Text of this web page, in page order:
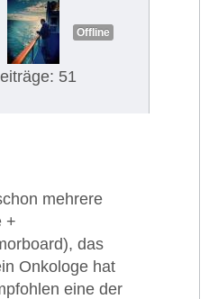
Offline
51
mehrere
+
das
Onkologe hat
eine der